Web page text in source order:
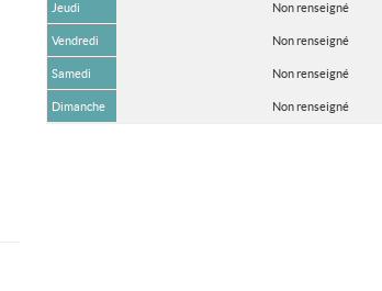
Jeudi Non renseigné
Vendredi Non renseigné
Samedi Non renseigné
Dimanche Non renseigné